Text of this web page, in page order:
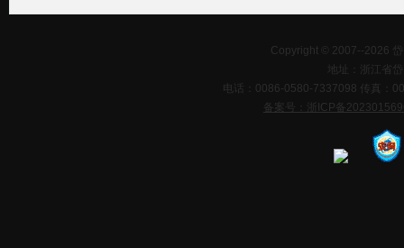
Copyright © 2007--2026
地址：浙江省
电话：0086-0580-7337098 传真：
备案号：浙ICP备